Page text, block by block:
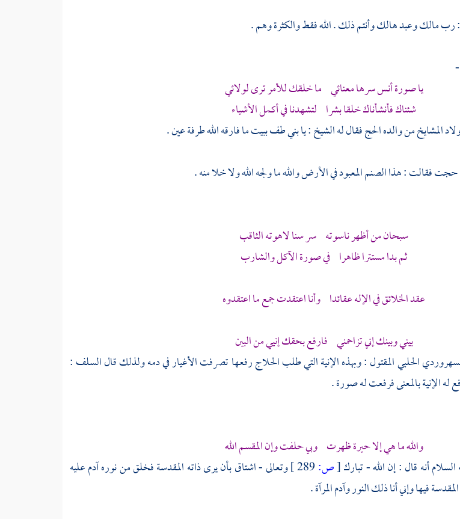
: رب مالك وعبد هالك وأنتم ذلك . الله فقط والكثرة وهم .
يا صورة أنس سرها معنائي ما خلقك للأمر ترى لولائي
شئناك فأنشأناك خلقا بشرا لتشهدنا في أكمل الأشياء
المشايخ من والده الحج فقال له الشيخ : يا بني طف ببيت ما فارقه الله طرفة عين .
حجت فقالت : هذا الصنم المعبود في الأرض والله ما ولجه الله ولا خلا منه .
سبحان من أظهر ناسوته سر سنا لاهوته الثاقب
ثم بدا مستترا ظاهرا في صورة الآكل والشارب
عقد الخلائق في الإله عقائدا وأنا اعتقدت جمع ما اعتقدوه
بيني وبينك إني تزاحمني فارفع بحقك إنيي من البين
الحلبيالمقتول : وبهذه الإنية التي طلبالحلاجرفعها تصرفت الأغيار في دمه ولذلك قال السلف :
الإنية بالمعنى فرفعت له صورة .
والله ما هي إلا حيرة ظهرت وبي حلفت وإن المقسم الله
السلام أنه قال : إن الله - تبارك[ص: وتعالى - اشتاق بأن يرى ذاته المقدسة فخلق من نورهآدمعليه
فيها وإني أنا ذلك النوروآدمالمرآة .